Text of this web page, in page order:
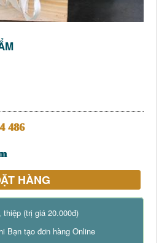
486
HÀNG
thiệp (trị giá 20.000đ)
Bạn tạo đơn hàng Online